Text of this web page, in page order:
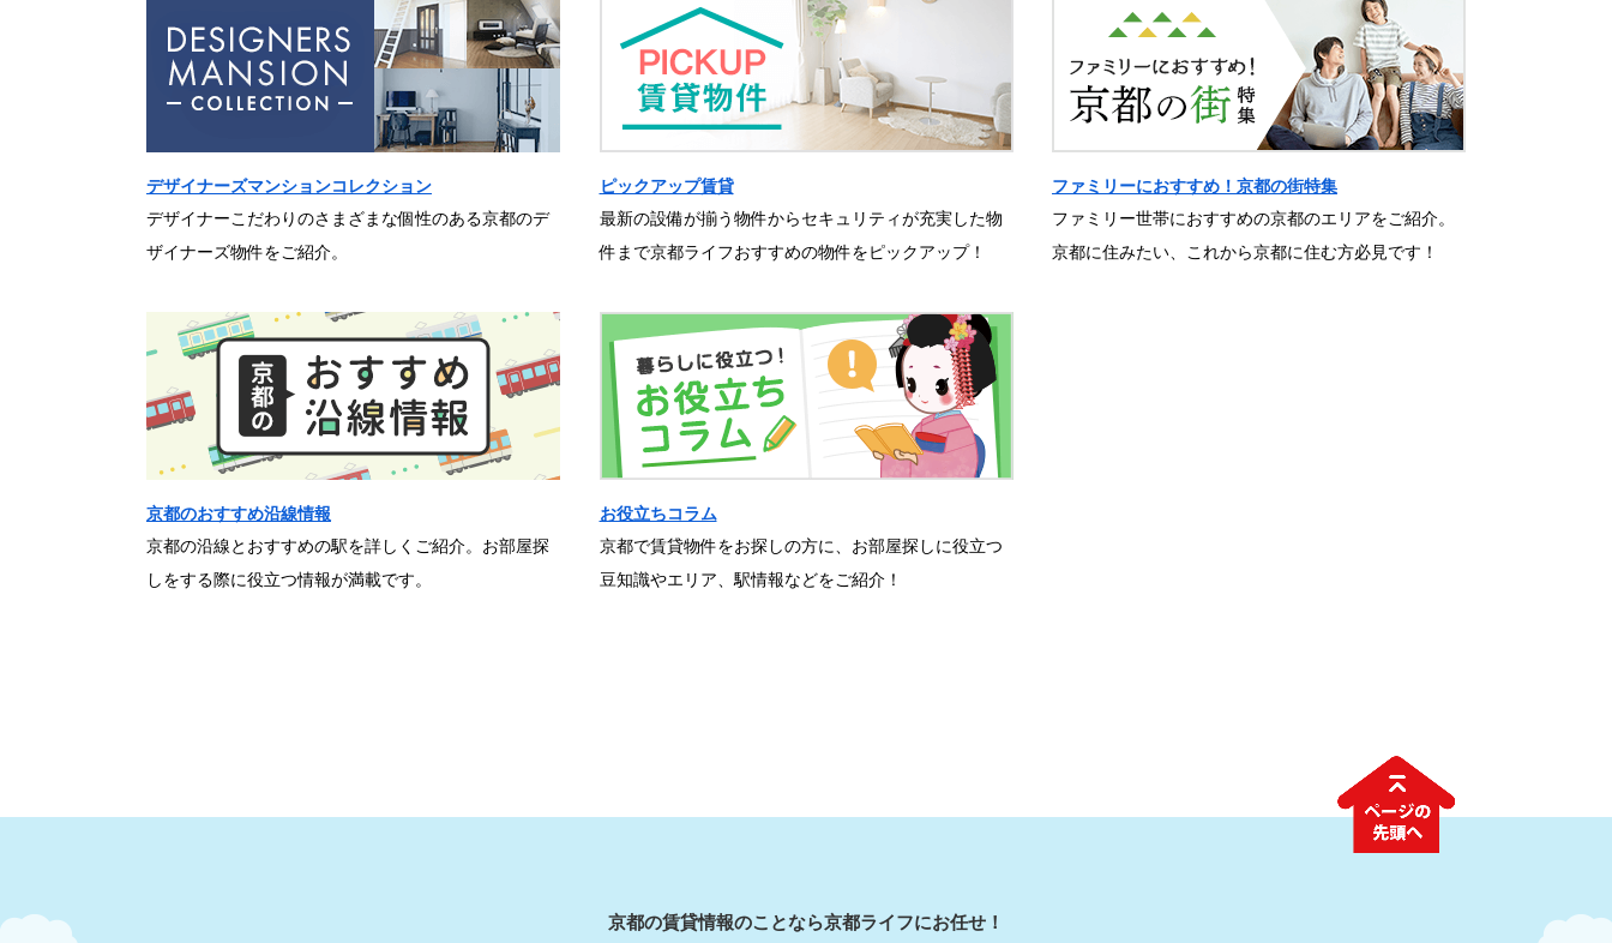
デザイナーズマンションコレクション
デザイナーこだわりのさまざまな個性のある京都のデ
ザイナーズ物件をご紹介。
ピックアップ賃貸
最新の設備が揃う物件からセキュリティが充実した物
件まで京都ライフおすすめの物件をピックアップ！
ファミリーにおすすめ！京都の街特集
ファミリー世帯におすすめの京都のエリアをご紹介。
京都に住みたい、これから京都に住む方必見です！
京都のおすすめ沿線情報
京都の沿線とおすすめの駅を詳しくご紹介。お部屋探
しをする際に役立つ情報が満載です。
お役立ちコラム
京都で賃貸物件をお探しの方に、お部屋探しに役立つ
豆知識やエリア、駅情報などをご紹介！
京都の賃貸情報のことなら京都ライフにお任せ！